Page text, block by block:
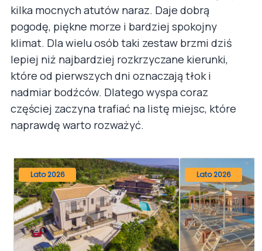
kilka mocnych atutów naraz. Daje dobrą
pogodę, piękne morze i bardziej spokojny
klimat. Dla wielu osób taki zestaw brzmi dziś
lepiej niż najbardziej rozkrzyczane kierunki,
które od pierwszych dni oznaczają tłok i
nadmiar bodźców. Dlatego wyspa coraz
częściej zaczyna trafiać na listę miejsc, które
naprawdę warto rozważyć.
Lato 2026 Lato 2026